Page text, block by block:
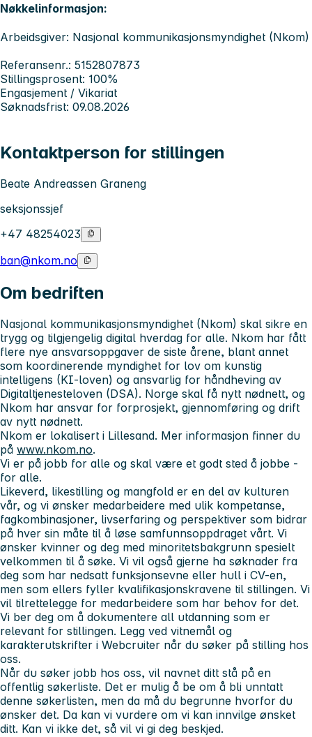
Nøkkelinformasjon:
Arbeidsgiver: Nasjonal kommunikasjonsmyndighet (Nkom)
Referansenr.: 5152807873
Stillingsprosent: 100%
Engasjement / Vikariat
Søknadsfrist: 09.08.2026
Kontaktperson for stillingen
Beate Andreassen Graneng
seksjonssjef
+47 48254023
ban@nkom.no
Om bedriften
Nasjonal kommunikasjonsmyndighet (Nkom) skal sikre en
trygg og tilgjengelig digital hverdag for alle. Nkom har fått
flere nye ansvarsoppgaver de siste årene, blant annet
som koordinerende myndighet for lov om kunstig
intelligens (KI-loven) og ansvarlig for håndheving av
Digitaltjenesteloven (DSA). Norge skal få nytt nødnett, og
Nkom har ansvar for forprosjekt, gjennomføring og drift
av nytt nødnett.
Nkom er lokalisert i Lillesand. Mer informasjon finner du
på www.nkom.no.
Vi er på jobb for alle og skal være et godt sted å jobbe -
for alle.
Likeverd, likestilling og mangfold er en del av kulturen
vår, og vi ønsker medarbeidere med ulik kompetanse,
fagkombinasjoner, livserfaring og perspektiver som bidrar
på hver sin måte til å løse samfunnsoppdraget vårt. Vi
ønsker kvinner og deg med minoritetsbakgrunn spesielt
velkommen til å søke. Vi vil også gjerne ha søknader fra
deg som har nedsatt funksjonsevne eller hull i CV-en,
men som ellers fyller kvalifikasjonskravene til stillingen. Vi
vil tilrettelegge for medarbeidere som har behov for det.
Vi ber deg om å dokumentere all utdanning som er
relevant for stillingen. Legg ved vitnemål og
karakterutskrifter i Webcruiter når du søker på stilling hos
oss.
Når du søker jobb hos oss, vil navnet ditt stå på en
offentlig søkerliste. Det er mulig å be om å bli unntatt
denne søkerlisten, men da må du begrunne hvorfor du
ønsker det. Da kan vi vurdere om vi kan innvilge ønsket
ditt. Kan vi ikke det, så vil vi gi deg beskjed.